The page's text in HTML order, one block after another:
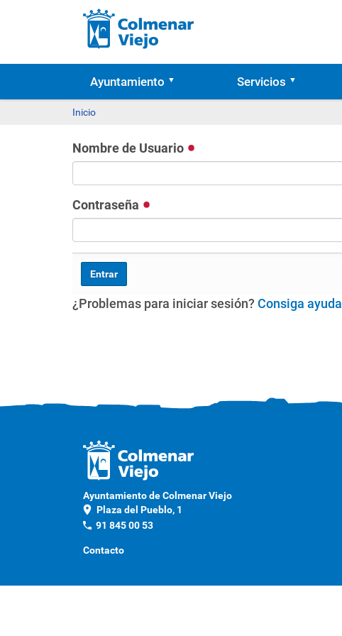
Ayuntamiento Servicios
Inicio
Nombre de Usuario
Contraseña
¿Problemas para iniciar sesión? Consiga ayuda
Ayuntamiento de Colmenar Viejo
location_on Plaza del Pueblo, 1
phone 91 845 00 53
Contacto